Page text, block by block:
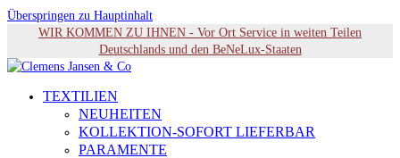
Überspringen zu Hauptinhalt
WIR KOMMEN ZU IHNEN - Vor Ort Service in weiten Teilen
Deutschlands und den BeNeLux-Staaten
TEXTILIEN
NEUHEITEN
KOLLEKTION-SOFORT LIEFERBAR
PARAMENTE